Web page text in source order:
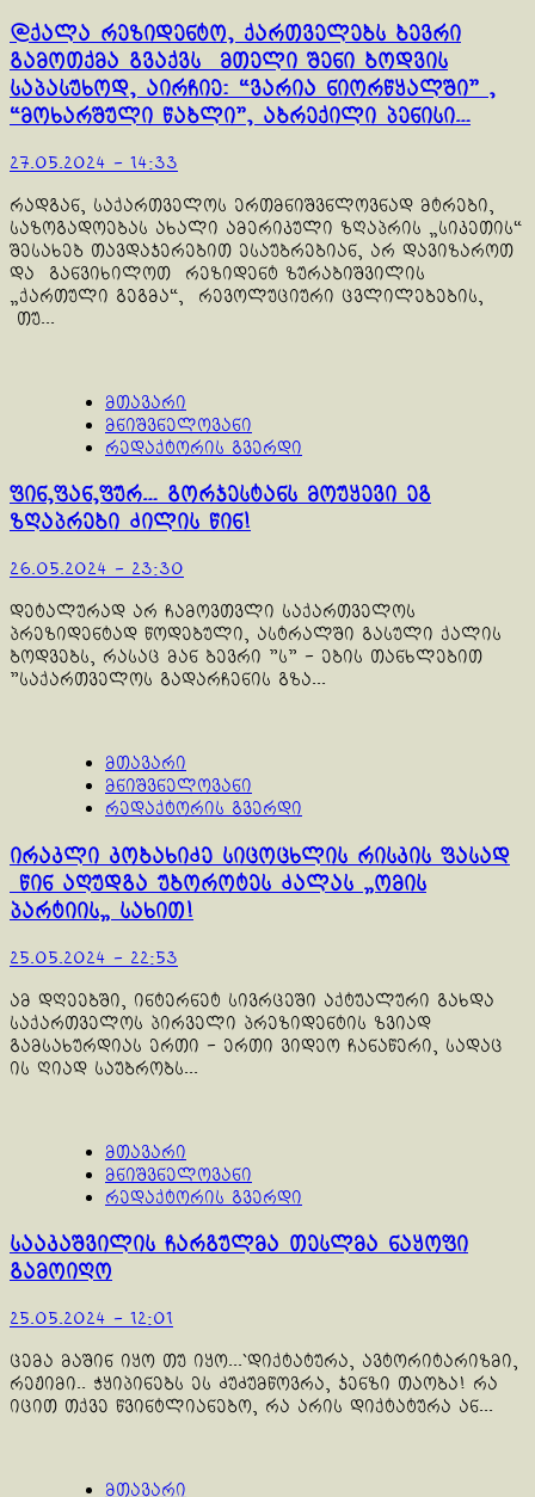
@ქალა რეზიდენტო, ქართველებს ბევრი
გამოთქმა გვაქვს მთელი შენი ბოდვის
საპასუხოდ, აირჩიე: “ვარია ნიორწყალში” ,
“მოხარშული წაბლი”, აბრექილი პენისი…
27.05.2024 - 14:33
რადგან, საქართველოს ერთმნიშვნლოვნად მტრები,
საზოგადოებას ახალი ამერიკული ზღაპრის „სიკეთის“
შესახებ თავდაჯერებით ესაუბრებიან, არ დავიზაროთ
და განვიხილოთ რეზიდენტ ზურაბიშვილის
„ქართული გეგმა“, რევოლუციური ცვლილებების,
თუ...
მთავარი
მნიშვნელოვანი
რედაქტორის გვერდი
ფინ,ფან,ფურ… გორჯესტანს მოუყევი ეგ
ზღაპრები ძილის წინ!
26.05.2024 - 23:30
დეტალურად არ ჩამოვთვლი საქართველოს
პრეზიდენტად წოდებული, ასტრალში გასული ქალის
ბოდვებს, რასაც მან ბევრი "ს" - ების თანხლებით
"საქართველოს გადარჩენის გზა...
მთავარი
მნიშვნელოვანი
რედაქტორის გვერდი
ირაკლი კობახიძე სიცოცხლის რისკის ფასად
წინ აღუდგა უბოროტეს ძალას „ომის
პარტიის„ სახით!
25.05.2024 - 22:53
ამ დღეებში, ინტერნეტ სივრცეში აქტუალური გახდა
საქართველოს პირველი პრეზიდენტის ზვიად
გამსახურდიას ერთი - ერთი ვიდეო ჩანაწერი, სადაც
ის ღიად საუბრობს...
მთავარი
მნიშვნელოვანი
რედაქტორის გვერდი
სააკაშვილის ჩარგულმა თესლმა ნაყოფი
გამოიღო
25.05.2024 - 12:01
ცემა მაშინ იყო თუ იყო...`დიქტატურა, ავტორიტარიზმი,
რეჟიმი.. ჭყიპინებს ეს ძუძუმწოვრა, ჯენზი თაობა! რა
იცით თქვე წვინტლიანებო, რა არის დიქტატურა ან...
მთავარი